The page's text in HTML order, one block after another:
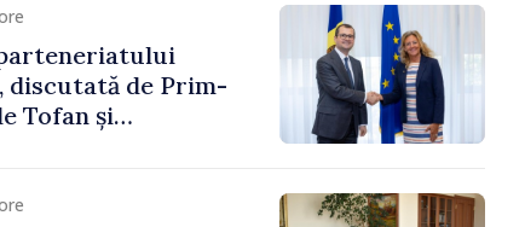
discutată de Prim-
Tofan și